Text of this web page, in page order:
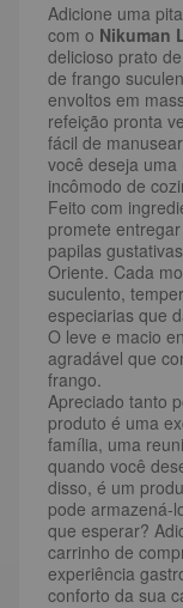
Adicione uma
com o Nikuman
delicioso prato
de frango
envoltos em
refeição pronta
fácil de
você deseja
incômodo de
Feito com
promete
papilas
Oriente. Cada
suculento,
especiarias que
O leve e macio
agradável que
frango.
Apreciado tanto
produto é uma
família, uma
quando você
disso, é um
pode armazená-
que esperar?
carrinho de
experiência
conforto da sua